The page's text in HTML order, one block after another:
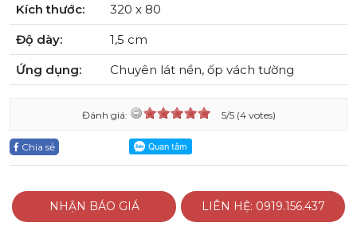
Kích thước:
320 x 80
Độ dày:
1,5 cm
Ứng dụng:
Chuyên lát nền, ốp vách tường
Đánh giá: 5/5 (4 votes)
Chia sẻ
NHẬN BÁO GIÁ LIÊN HỆ: 0919.156.437